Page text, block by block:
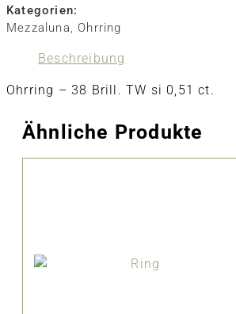
Kategorien:
Mezzaluna, Ohrring
Beschreibung
Ohrring – 38 Brill. TW si 0,51 ct.
Ähnliche Produkte